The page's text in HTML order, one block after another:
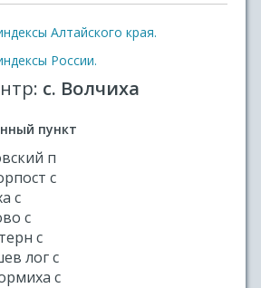
Алтайского края.
России.
с. Волчиха
пункт
п
с
с
с
с
лог с
с